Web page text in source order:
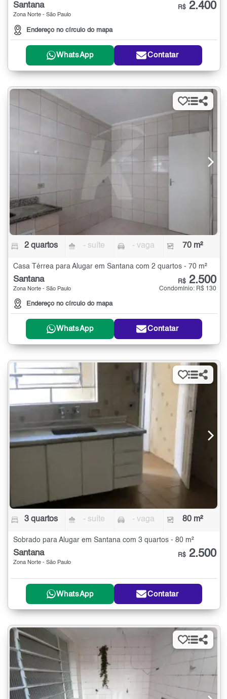
Santana
Zona Norte - São Paulo
Endereço no círculo do mapa
R$ 2.400
WhatsApp Contatar
2 quartos - suíte - vaga 70 m²
Casa Térrea para Alugar em Santana com 2 quartos - 70 m²
Santana
Zona Norte - São Paulo
Endereço no círculo do mapa
R$ 2.500
Condomínio: R$ 130
WhatsApp Contatar
3 quartos - suíte - vaga 80 m²
Sobrado para Alugar em Santana com 3 quartos - 80 m²
Santana
Zona Norte - São Paulo
R$ 2.500
WhatsApp Contatar